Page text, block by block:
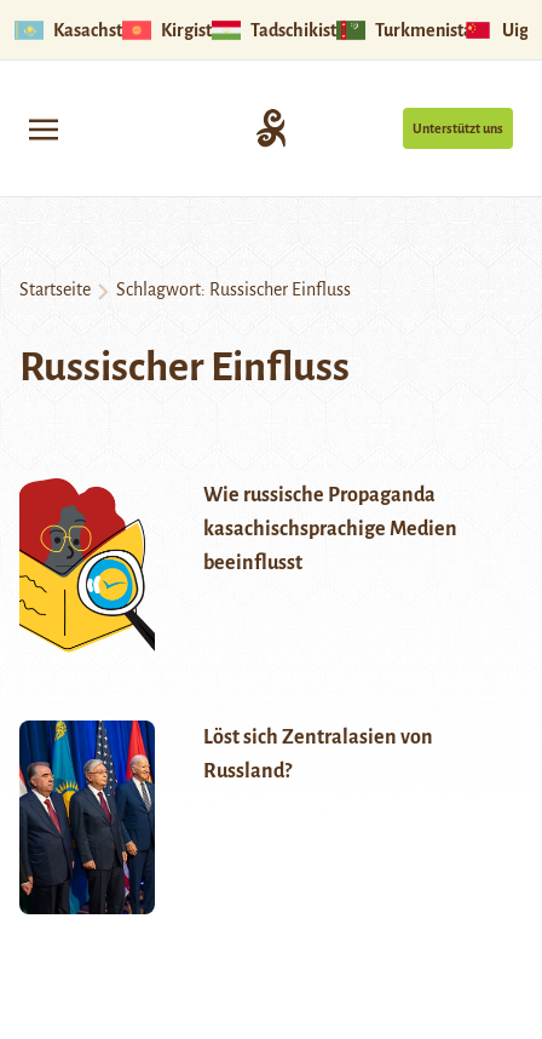
Kasachstan Kirgistan Tadschikistan Turkmenistan
Unterstützt uns
Startseite Schlagwort: Russischer Einfluss
Russischer Einfluss
Wie russische Propaganda
kasachischsprachige Medien
beeinflusst
Löst sich Zentralasien von
Russland?